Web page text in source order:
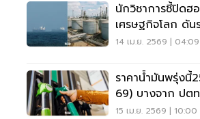
นักวิชาการชี้ปิดฮ
เศรษฐกิจโลก ดั
ตึงเครียดภูมิรัฐศา
14 เม.ย. 2569 |
ราคาน้ำมันพรุ่งนี้
69) บางจาก ปต
ล่าสุด
15 เม.ย. 2569 | 10:00